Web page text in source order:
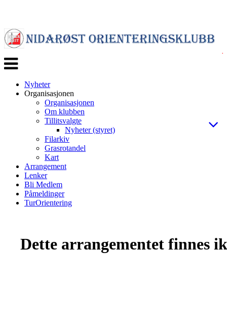
Veksle
navigasjon
Nyheter
Organisasjonen
Organisasjonen
Om klubben
Tillitsvalgte
Nyheter (styret)
Filarkiv
Grasrotandel
Kart
Arrangement
Lenker
Bli Medlem
Påmeldinger
TurOrientering
Dette arrangementet finnes